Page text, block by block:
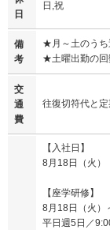
日
日,祝
備
考
★月～土のうち
★土曜出勤の回
交
通
費
往復切符代と
【入社日】
8月18日（火）
【座学研修】
8月18日（火）
平日週5日／